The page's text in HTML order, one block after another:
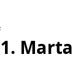
Marta